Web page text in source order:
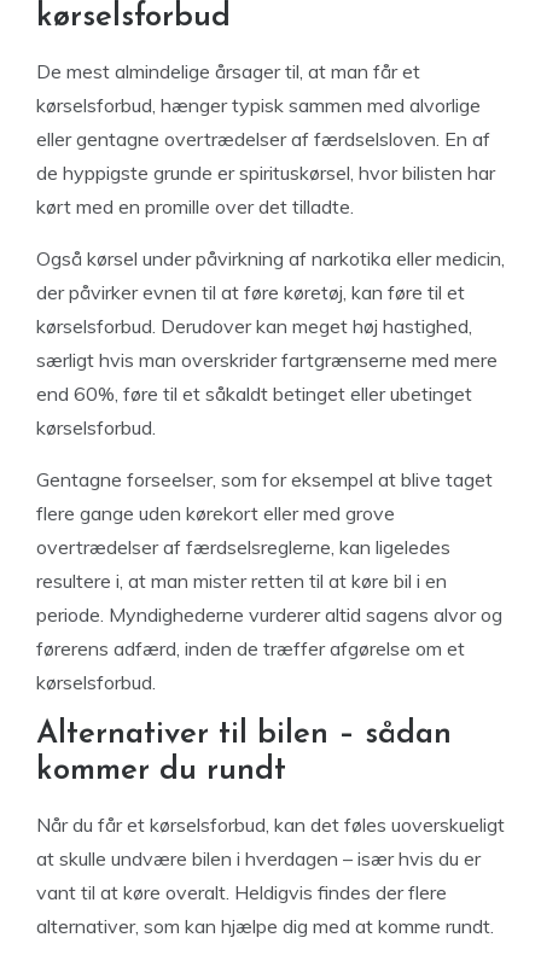
kørselsforbud
De mest almindelige årsager til, at man får et
kørselsforbud, hænger typisk sammen med alvorlige
eller gentagne overtrædelser af færdselsloven. En af
de hyppigste grunde er spirituskørsel, hvor bilisten har
kørt med en promille over det tilladte.
Også kørsel under påvirkning af narkotika eller medicin,
der påvirker evnen til at føre køretøj, kan føre til et
kørselsforbud. Derudover kan meget høj hastighed,
særligt hvis man overskrider fartgrænserne med mere
end 60%, føre til et såkaldt betinget eller ubetinget
kørselsforbud.
Gentagne forseelser, som for eksempel at blive taget
flere gange uden kørekort eller med grove
overtrædelser af færdselsreglerne, kan ligeledes
resultere i, at man mister retten til at køre bil i en
periode. Myndighederne vurderer altid sagens alvor og
førerens adfærd, inden de træffer afgørelse om et
kørselsforbud.
Alternativer til bilen – sådan
kommer du rundt
Når du får et kørselsforbud, kan det føles uoverskueligt
at skulle undvære bilen i hverdagen – især hvis du er
vant til at køre overalt. Heldigvis findes der flere
alternativer, som kan hjælpe dig med at komme rundt.